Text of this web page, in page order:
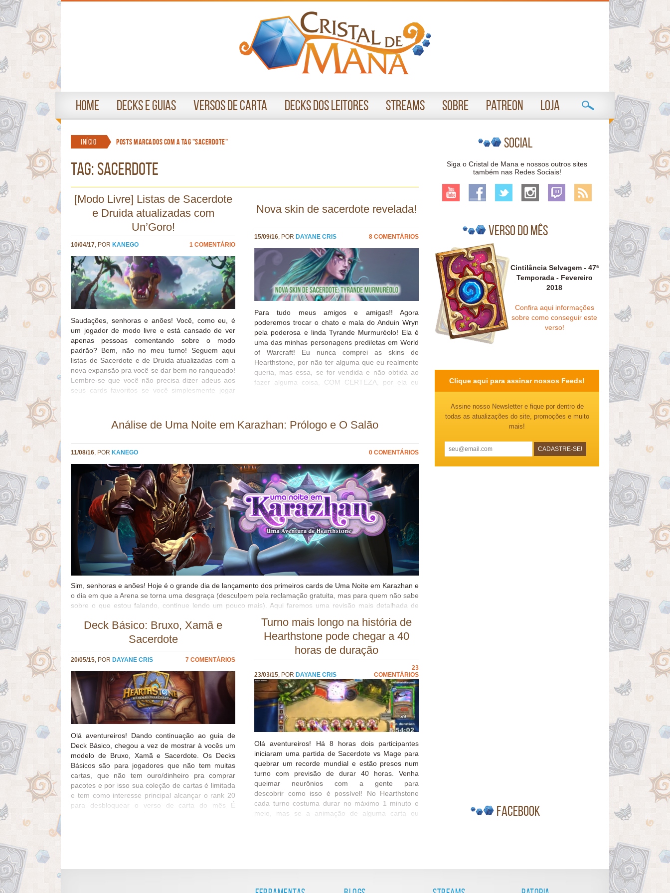
Home Decks e Guias Versos de Carta Decks dos Leitores Streams Sobre Patreon Loja
Início Posts marcados com a tag "sacerdote"
TAG: sacerdote
[Modo Livre] Listas de Sacerdote
e Druida atualizadas com
Un’Goro!
10/04/17, POR KANEGO 1 COMENTÁRIO
Saudações, senhoras e anões! Você, como eu, é
um jogador de modo livre e está cansado de ver
apenas pessoas comentando sobre o modo
padrão? Bem, não no meu turno! Seguem aqui
listas de Sacerdote e de Druida atualizadas com a
nova expansão pra você se dar bem no ranqueado!
Lembre-se que você não precisa dizer adeus aos
seus cards favoritos se você simplesmente jogar
Un’Goro! Grato pela atenção! Kanego às ordens.
Nova skin de sacerdote revelada!
15/09/16, POR DAYANE CRIS 8 COMENTÁRIOS
Para tudo meus amigos e amigas!! Agora
poderemos trocar o chato e mala do Anduin Wryn
pela poderosa e linda Tyrande Murmuréolo! Ela é
uma das minhas personagens prediletas em World
of Warcraft! Eu nunca comprei as skins de
Hearthstone, por não ter alguma que eu realmente
queria, mas essa, se for vendida e não obtida ao
fazer alguma coisa, COM CERTEZA, por ela eu
Análise de Uma Noite em Karazhan: Prólogo e O Salão
11/08/16, POR KANEGO 0 COMENTÁRIOS
Sim, senhoras e anões! Hoje é o grande dia de lançamento dos primeiros cards de Uma Noite em Karazhan e
o dia em que a Arena se torna uma desgraça (desculpem pela reclamação gratuita, mas para quem não sabe
sobre o que estou falando, continue lendo um pouco mais). Aqui faremos uma revisão mais detalhada de
cards aparecem na ordem em que serão conquistados na nova aventura e eles terão uma nota de acordo
com meu julgamento de seu potencial nos diversos formatos, podendo ser, do melhor para o pior, Excelentes,
Bons, Potenciais, Regulares, Ruins e Péssimos. Sem mais delongas: PRÓLOGO Lembrando que todos terão
acesso a esses cards, até mesmo quem não adquirir a nova aventura. Corvo Encantado Padrão: Temos dois
decks potentes de druida na atualidade: Token Druid e C’Thun Druid, ambos...
Deck Básico: Bruxo, Xamã e
Sacerdote
20/05/15, POR DAYANE CRIS 7 COMENTÁRIOS
Olá aventureiros! Dando continuação ao guia de
Deck Básico, chegou a vez de mostrar à vocês um
modelo de Bruxo, Xamã e Sacerdote. Os Decks
Básicos são para jogadores que não tem muitas
cartas, que não tem ouro/dinheiro pra comprar
pacotes e por isso sua coleção de cartas é limitada
e tem como interesse principal alcançar o rank 20
para desbloquear o verso de carta do mês É
Turno mais longo na história de
Hearthstone pode chegar a 40
horas de duração
23/03/15, POR DAYANE CRIS
23
COMENTÁRIOS
Olá aventureiros! Há 8 horas dois participantes
iniciaram uma partida de Sacerdote vs Mage para
quebrar um recorde mundial e estão presos num
turno com previsão de durar 40 horas. Venha
queimar neurônios com a gente para
descobrir como isso é possível! No Hearthstone
cada turno costuma durar no máximo 1 minuto e
meio, mas se a animação de alguma carta ou
Social
Siga o Cristal de Mana e nossos outros sites
também nas Redes Sociais!
Verso do mês
Cintilância Selvagem - 47ª
Temporada - Fevereiro
2018
Confira aqui informações
sobre como conseguir este
verso!
Clique aqui para assinar nossos Feeds!
Assine nosso Newsletter e fique por dentro de
todas as atualizações do site, promoções e muito
mais!
Facebook